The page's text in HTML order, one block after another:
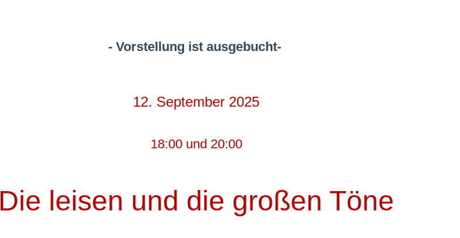
- Vorstellung ist ausgebucht-
12. September 2025
18:00 und 20:00
Die leisen und die großen Töne